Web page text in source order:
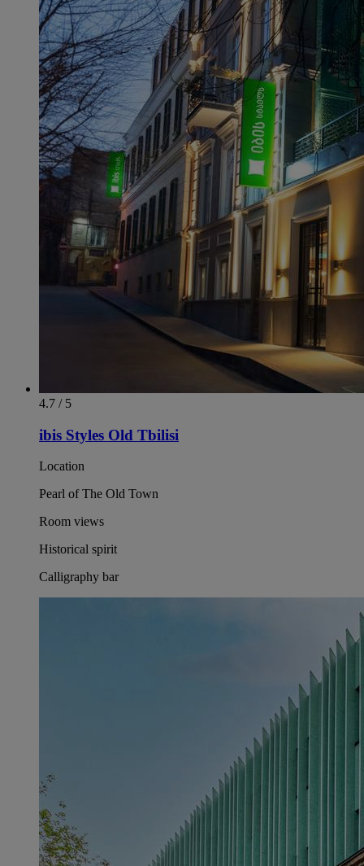
4.7 / 5
ibis Styles Old Tbilisi
Location
Pearl of The Old Town
Room views
Historical spirit
Calligraphy bar